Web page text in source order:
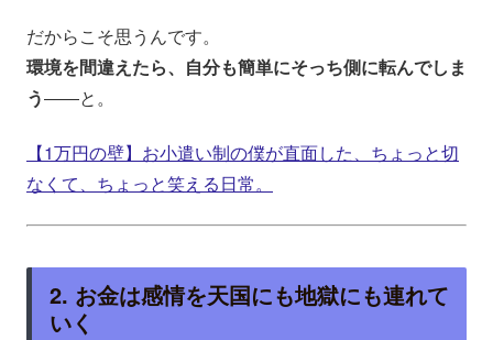
だからこそ思うんです。
環境を間違えたら、自分も簡単にそっち側に転んでしま
う――と。
【1万円の壁】お小遣い制の僕が直面した、ちょっと切
なくて、ちょっと笑える日常。
2. お金は感情を天国にも地獄にも連れて
いく